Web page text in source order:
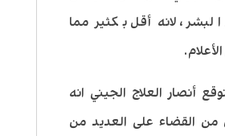
لانه أقل بكثير مما
أنصار العلاج الجيني انه
القضاء على العديد من